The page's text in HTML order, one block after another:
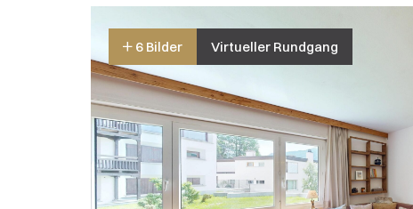
6 Bilder Virtueller Rundgang
5 / 5
Gesamtbewertung
2 Bewertungen